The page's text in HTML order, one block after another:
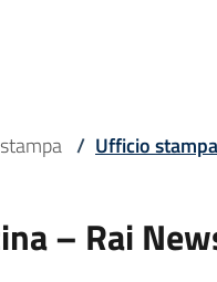
/ Ufficio stampa
– Rai